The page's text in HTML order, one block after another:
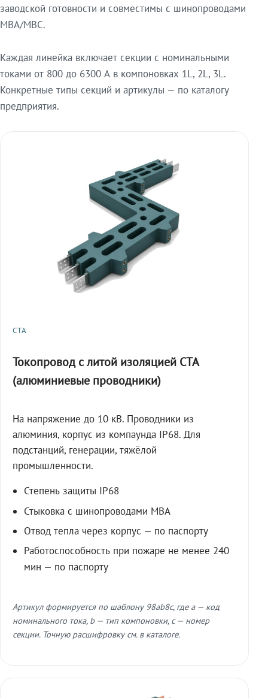
заводской готовности и совместимы с шинопроводами
МВА/МВС.
Каждая линейка включает секции с номинальными
токами от 800 до 6300 А в компоновках 1L, 2L, 3L.
Конкретные типы секций и артикулы — по каталогу
предприятия.
СТА
Токопровод с литой изоляцией СТА
(алюминиевые проводники)
На напряжение до 10 кВ. Проводники из
алюминия, корпус из компаунда IP68. Для
подстанций, генерации, тяжёлой
промышленности.
Степень защиты IP68
Стыковка с шинопроводами МВА
Отвод тепла через корпус — по паспорту
Работоспособность при пожаре не менее 240
мин — по паспорту
Артикул формируется по шаблону 98ab8c, где a — код
номинального тока, b — тип компоновки, c — номер
секции. Точную расшифровку см. в каталоге.